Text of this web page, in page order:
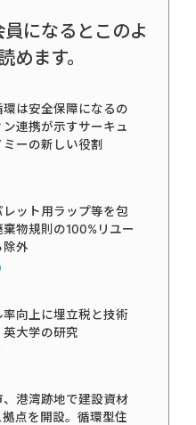
員になるとこのよ
めます。
環は安全保障になるの
ン連携が示すサーキュ
ーの新しい役割
レット用ラップ等を包
物規則の100%リユー
除外
率向上に埋立税と技術
英大学の研究
、港湾跡地で建設資材
拠点を開設。循環型住